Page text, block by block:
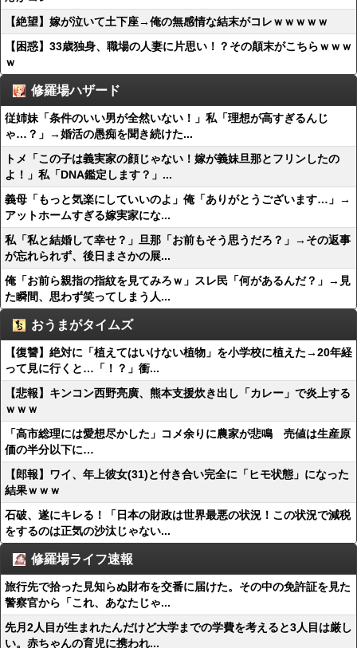
【絶望】嫁が泣いて土下座→俺の無感情な結末がコレｗｗｗｗｗ
【困惑】33歳独身、職場の人妻に片思い！？その顛末がこちらｗｗｗ
ｗ
修羅場ハザード
従姉妹「条件のいい男が全然いない！」私「理想が高すぎるんじ
ゃ…？」→婚活の愚痴を聞き続けた...
トメ「この子は義実家の顔じゃない！嫁が義妹旦那とフリンしたの
よ！」私「DNA鑑定します？」...
義母「もっと気楽にしていいのよ」俺「ありがとうございます…」→
アットホームすぎる嫁実家にな...
私「私と結婚して幸せ？」旦那「お前もそう思うだろ？」→その返事
が忘れられず、後日まさかの展...
俺「お前ら親指の指紋を見てみろｗ」スレ民「何があるんだ？」→見
た瞬間、思わず笑ってしまう人...
おうまがタイムズ
【復讐】絶対に「植えてはいけない植物」を小学校に植えた→20年経
って見に行くと…「！？」衝...
【悲報】キンコン西野亮廣、熊本支援炊き出し「カレー」で炎上する
ｗｗｗ
「高市総理には愛想尽かした」コメ余りに農家が悲鳴 売値は生産原
価の半分以下に…
【郎報】ワイ、年上彼女(31)と付き合い完全に「ヒモ状態」になった
結果ｗｗｗ
石破、遂にキレる！「日本の財政は世界最悪の状況！この状況で減税
をするのは正気の沙汰じゃない...
修羅場ライフ速報
旅行先で拾った見知らぬ財布を交番に届けた。その中の免許証を見た
警察官から「これ、あなたじゃ...
先月2人目が生まれたんだけど大学までの学費を考えると3人目は厳し
い。赤ちゃんの育児に携われ...